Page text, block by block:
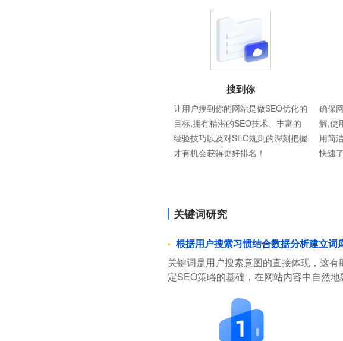
搜到你
让用户搜到你的网站是做SEO优化的
目标,拥有精湛的SEO技术、丰富的
经验技巧以及对SEO规则的深刻把握
才有机会获得更好排名！
确保
解,使
用简
快速
关键词研究
根据用户搜索习惯结合数据分析建立词
关键词是用户搜索意图的直接体现，这
定SEO策略的基础，在网站内容中自然